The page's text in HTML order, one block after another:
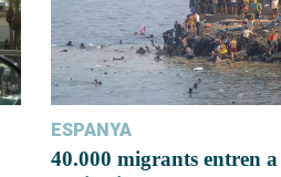
ESPANYA
40.000 migrants entren a